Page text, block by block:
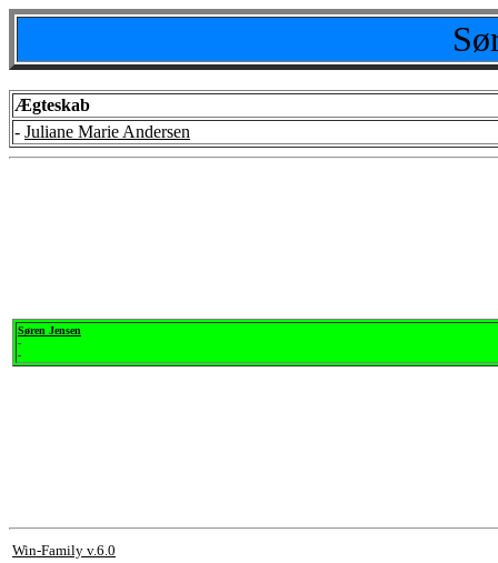
Ægteskab
- Juliane Marie Andersen
Søren Jensen
-
-
Win-Family v.6.0